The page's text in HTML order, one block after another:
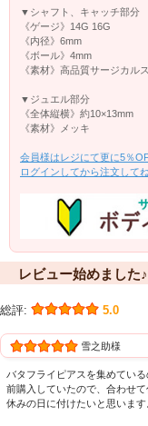
▼シャフト、キャッチ部分
《ゲージ》14G 16G
《内径》6mm
《ボール》4mm
《素材》高品質サージカル
▼ジュエル部分
《全体縦横》約10×13mm
《素材》メッキ
会員様はレジにて更に5％
ログインしてから注文して
レビュー始めました♪
総評: 5.0
雪之助様
バタフライピアスを集めてい
前購入していたので、合わせ
休みの日に付けたいと思います